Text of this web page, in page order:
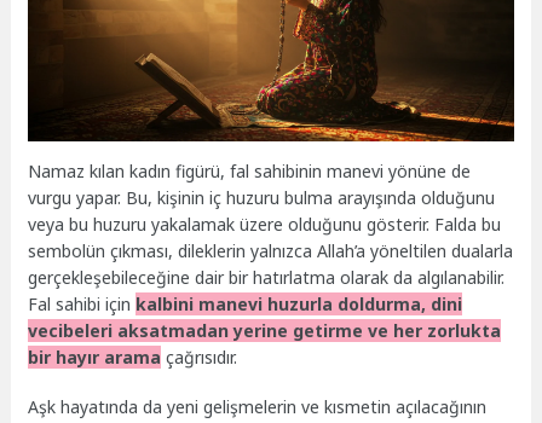
Namaz kılan kadın figürü, fal sahibinin manevi yönüne de
vurgu yapar. Bu, kişinin iç huzuru bulma arayışında olduğunu
veya bu huzuru yakalamak üzere olduğunu gösterir. Falda bu
sembolün çıkması, dileklerin yalnızca Allah’a yöneltilen dualarla
gerçekleşebileceğine dair bir hatırlatma olarak da algılanabilir.
Fal sahibi için kalbini manevi huzurla doldurma, dini
vecibeleri aksatmadan yerine getirme ve her zorlukta
bir hayır arama çağrısıdır.
Aşk hayatında da yeni gelişmelerin ve kısmetin açılacağının